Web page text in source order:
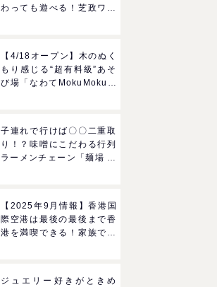
わっても遊べる！芝政ワー
【4/18オープン】木のぬく
もり感じる“超有料級”あそ
び場「なわてMokuMokuひ
子連れで行けば〇〇二重取
り！？味噌にこだわる行列
ラーメンチェーン「麺場 田
【2025年9月情報】香港国
際空港は最後の最後まで香
港を満喫できる！家族で楽
ジュエリー好きがときめ